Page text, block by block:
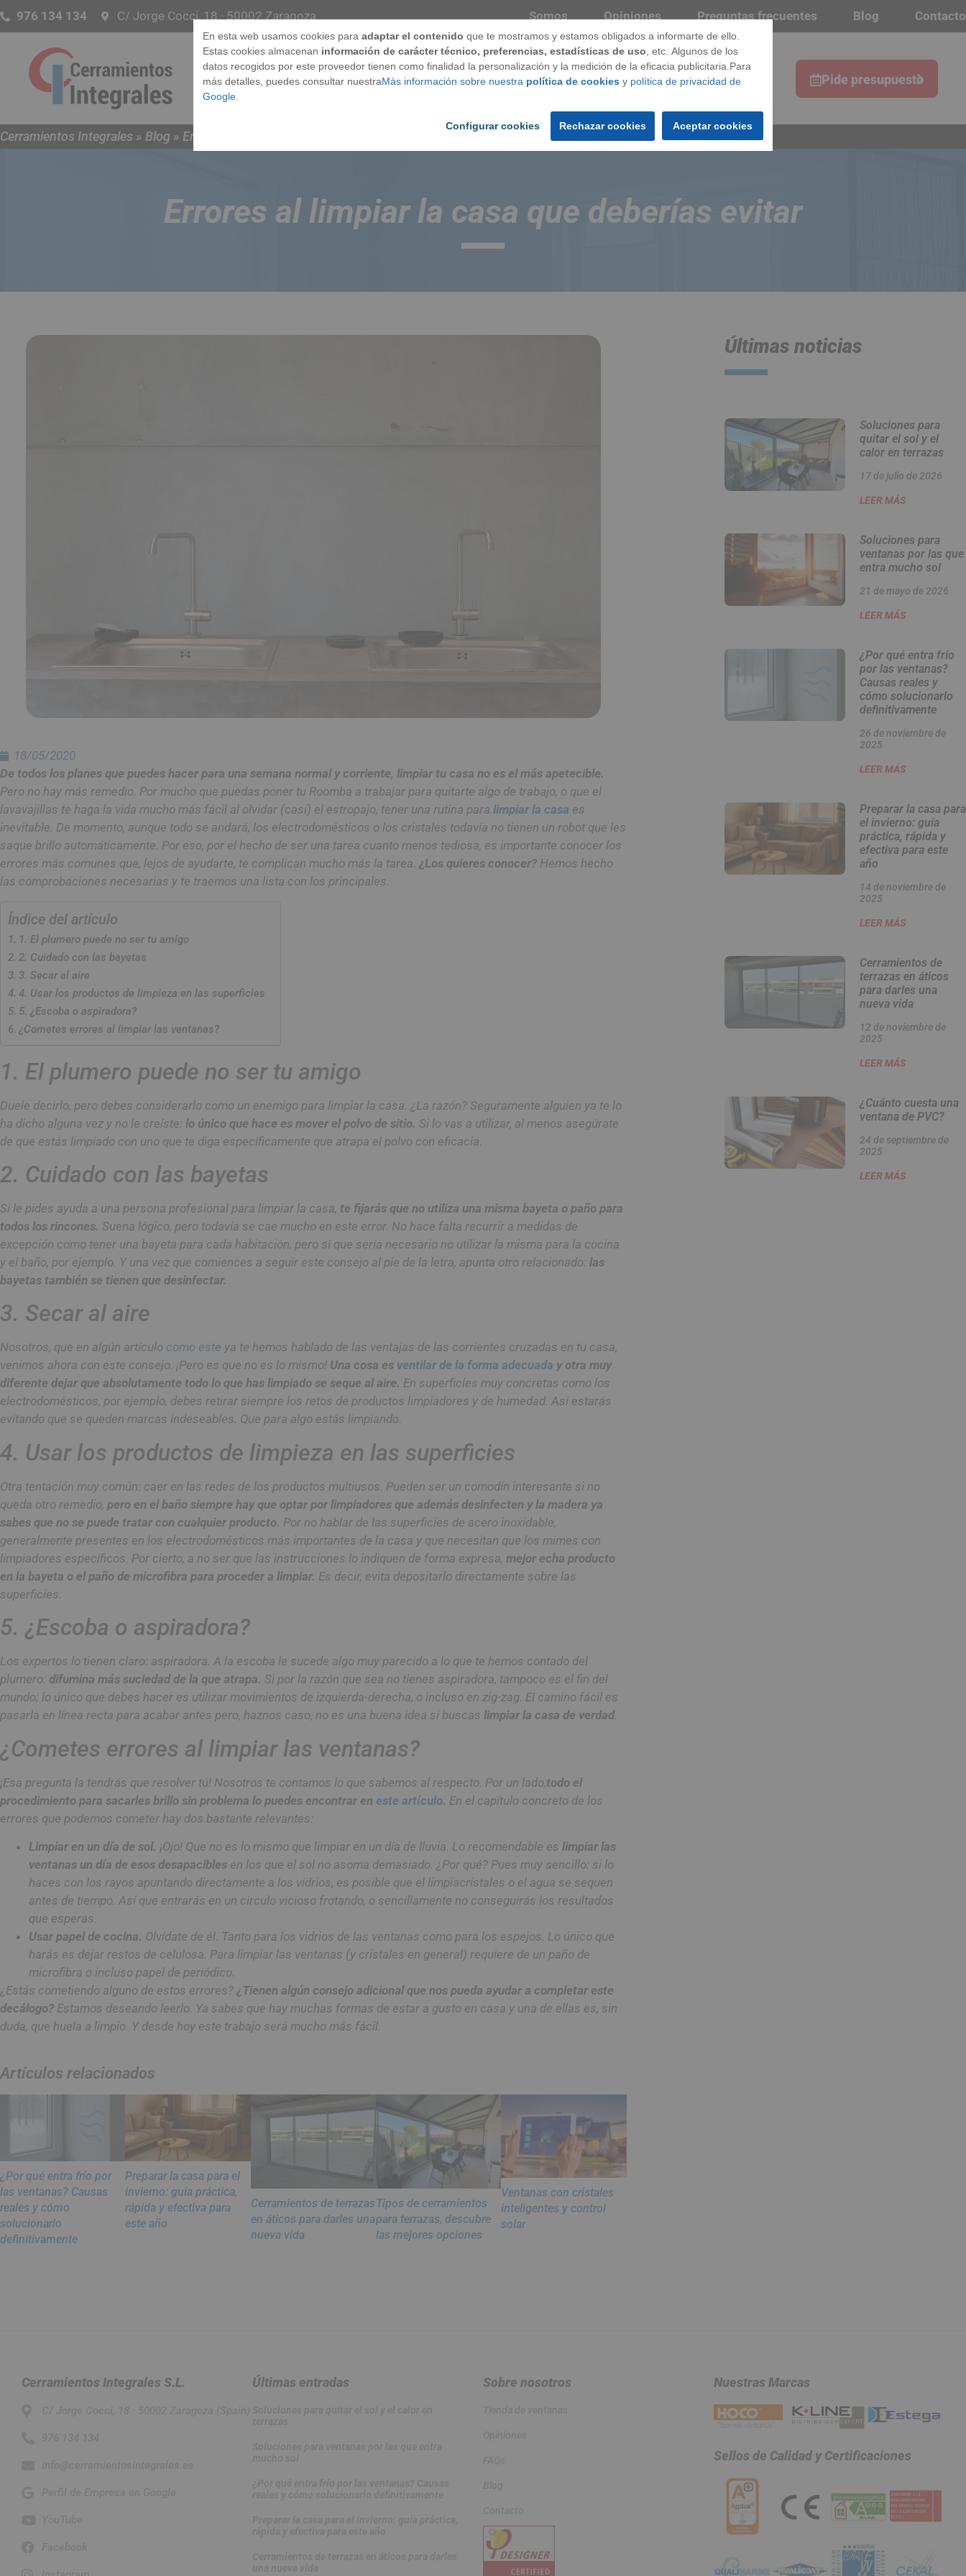
En esta web usamos cookies paraadaptar el contenido que te mostramos y estamos obligados a informarte de ello.
Estas cookies almacenan información de carácter técnico, preferencias, estadísticas de uso, etc. Algunos de los
datos recogidos por este proveedor tienen como finalidad la personalización y la medición de la eficacia publicitaria.Para
más detalles, puedes consultar nuestraMás información sobre nuestra política de cookies y política de privacidad de
Google.
Configurar cookies Rechazar cookies Aceptar cookies
976 134 134 C/ Jorge Cocci, 18 · 50002 Zaragoza Somos Opiniones Preguntas frecuentes Blog Contacto
Ventanas Techos Puertas Marcas Pide presupuesto
Cerramientos Integrales » Blog » Errores al limpiar la casa que deberías evitar
Errores al limpiar la casa que deberías evitar
18/05/2020
De todos los planes que puedes hacer para una semana normal y corriente, limpiar tu casa no es el más apetecible.
Pero no hay más remedio. Por mucho que puedas poner tu Roomba a trabajar para quitarte algo de trabajo, o que el
lavavajillas te haga la vida mucho más fácil al olvidar (casi) el estropajo, tener una rutina para limpiar la casa es
inevitable. De momento, aunque todo se andará, los electrodomésticos o los cristales todavía no tienen un robot que les
saque brillo automáticamente. Por eso, por el hecho de ser una tarea cuanto menos tediosa, es importante conocer los
errores más comunes que, lejos de ayudarte, te complican mucho más la tarea. ¿Los quieres conocer? Hemos hecho
las comprobaciones necesarias y te traemos una lista con los principales.
Índice del artículo
1. El plumero puede no ser tu amigo
2. Cuidado con las bayetas
3. Secar al aire
4. Usar los productos de limpieza en las superficies
5. ¿Escoba o aspiradora?
¿Cometes errores al limpiar las ventanas?
1. El plumero puede no ser tu amigo
Duele decirlo, pero debes considerarlo como un enemigo para limpiar la casa. ¿La razón? Seguramente alguien ya te lo
ha dicho alguna vez y no le creíste: lo único que hace es mover el polvo de sitio. Si lo vas a utilizar, al menos asegúrate
de que estás limpiado con uno que te diga específicamente que atrapa el polvo con eficacia.
2. Cuidado con las bayetas
Si le pides ayuda a una persona profesional para limpiar la casa, te fijarás que no utiliza una misma bayeta o paño para
todos los rincones. Suena lógico, pero todavía se cae mucho en este error. No hace falta recurrir a medidas de
excepción como tener una bayeta para cada habitación, pero sí que sería necesario no utilizar la misma para la cocina
y el baño, por ejemplo. Y una vez que comiences a seguir este consejo al pie de la letra, apunta otro relacionado: las
bayetas también se tienen que desinfectar.
3. Secar al aire
Nosotros, que en algún artículo como este ya te hemos hablado de las ventajas de las corrientes cruzadas en tu casa,
venimos ahora con este consejo. ¡Pero es que no es lo mismo! Una cosa es ventilar de la forma adecuada y otra muy
diferente dejar que absolutamente todo lo que has limpiado se seque al aire. En superficies muy concretas como los
electrodomésticos, por ejemplo, debes retirar siempre los retos de productos limpiadores y de humedad. Así estarás
evitando que se queden marcas indeseables. Que para algo estás limpiando.
4. Usar los productos de limpieza en las superficies
Otra tentación muy común: caer en las redes de los productos multiusos. Pueden ser un comodín interesante si no
queda otro remedio, pero en el baño siempre hay que optar por limpiadores que además desinfecten y la madera ya
sabes que no se puede tratar con cualquier producto. Por no hablar de las superficies de acero inoxidable,
generalmente presentes en los electrodomésticos más importantes de la casa y que necesitan que los mimes con
limpiadores específicos. Por cierto, a no ser que las instrucciones lo indiquen de forma expresa, mejor echa producto
en la bayeta o el paño de microfibra para proceder a limpiar. Es decir, evita depositarlo directamente sobre las
superficies.
5. ¿Escoba o aspiradora?
Los expertos lo tienen claro: aspiradora. A la escoba le sucede algo muy parecido a lo que te hemos contado del
plumero: difumina más suciedad de la que atrapa. Si por la razón que sea no tienes aspiradora, tampoco es el fin del
mundo; lo único que debes hacer es utilizar movimientos de izquierda-derecha, o incluso en zig-zag. El camino fácil es
pasarla en línea recta para acabar antes pero, haznos caso, no es una buena idea si buscas limpiar la casa de verdad.
¿Cometes errores al limpiar las ventanas?
¡Esa pregunta la tendrás que resolver tú! Nosotros te contamos lo que sabemos al respecto. Por un lado,todo el
procedimiento para sacarles brillo sin problema lo puedes encontrar en este artículo. En el capítulo concreto de los
errores que podemos cometer hay dos bastante relevantes:
Limpiar en un día de sol. ¡Ojo! Que no es lo mismo que limpiar en un día de lluvia. Lo recomendable es limpiar las
ventanas un día de esos desapacibles en los que el sol no asoma demasiado. ¿Por qué? Pues muy sencillo: si lo
haces con los rayos apuntando directamente a los vidrios, es posible que el limpiacristales o el agua se sequen
antes de tiempo. Así que entrarás en un circulo vicioso frotando, o sencillamente no conseguirás los resultados
que esperas.
Usar papel de cocina. Olvídate de él. Tanto para los vidrios de las ventanas como para los espejos. Lo único que
harás es dejar restos de celulosa. Para limpiar las ventanas (y cristales en general) requiere de un paño de
microfibra o incluso papel de periódico.
¿Estás cometiendo alguno de estos errores? ¿Tienen algún consejo adicional que nos pueda ayudar a completar este
decálogo? Estamos deseando leerlo. Ya sabes que hay muchas formas de estar a gusto en casa y una de ellas es, sin
duda, que huela a limpio. Y desde hoy este trabajo será mucho más fácil.
Artículos relacionados
¿Por qué entra frío por
las ventanas? Causas
reales y cómo
solucionarlo
definitivamente
Preparar la casa para el
invierno: guía práctica,
rápida y efectiva para
este año
Cerramientos de terrazas
en áticos para darles una
nueva vida
Tipos de cerramientos
para terrazas, descubre
las mejores opciones
Ventanas con cristales
inteligentes y control
solar
Últimas noticias
Soluciones para
quitar el sol y el
calor en terrazas
17 de julio de 2026
LEER MÁS
Soluciones para
ventanas por las que
entra mucho sol
21 de mayo de 2026
LEER MÁS
¿Por qué entra frío
por las ventanas?
Causas reales y
cómo solucionarlo
definitivamente
26 de noviembre de
2025
LEER MÁS
Preparar la casa para
el invierno: guía
práctica, rápida y
efectiva para este
año
14 de noviembre de
2025
LEER MÁS
Cerramientos de
terrazas en áticos
para darles una
nueva vida
12 de noviembre de
2025
LEER MÁS
¿Cuánto cuesta una
ventana de PVC?
24 de septiembre de
2025
LEER MÁS
Cerramientos Integrales S.L. Últimas entradas Sobre nosotros Nuestras Marcas
Sellos de Calidad y Certificaciones